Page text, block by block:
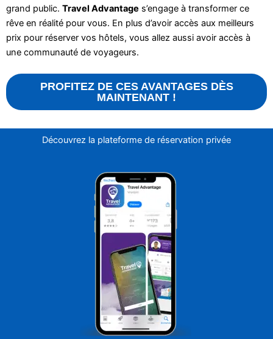
grand public. Travel Advantage s’engage à transformer ce
rêve en réalité pour vous. En plus d’avoir accès aux meilleurs
prix pour réserver vos hôtels, vous allez aussi avoir accès à
une communauté de voyageurs.
PROFITEZ DE CES AVANTAGES DÈS
MAINTENANT !
Découvrez la plateforme de réservation privée